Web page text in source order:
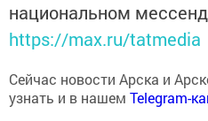
национальном
https://max.ru/tatmedia
Сейчас новости Арска и
узнать и в нашем Telegram-